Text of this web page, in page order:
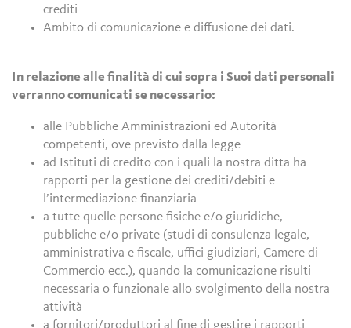
crediti
Ambito di comunicazione e diffusione dei dati.
In relazione alle finalità di cui sopra i Suoi dati personali
verranno comunicati se necessario:
alle Pubbliche Amministrazioni ed Autorità
competenti, ove previsto dalla legge
ad Istituti di credito con i quali la nostra ditta ha
rapporti per la gestione dei crediti/debiti e
l’intermediazione finanziaria
a tutte quelle persone fisiche e/o giuridiche,
pubbliche e/o private (studi di consulenza legale,
amministrativa e fiscale, uffici giudiziari, Camere di
Commercio ecc.), quando la comunicazione risulti
necessaria o funzionale allo svolgimento della nostra
attività